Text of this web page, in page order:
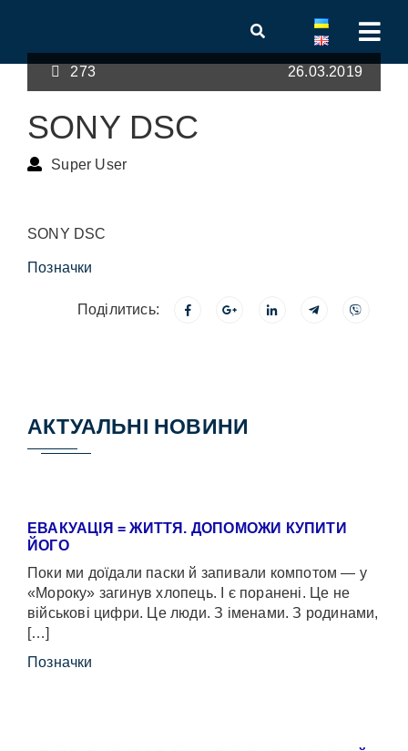
273 26.03.2019
SONY DSC
Super User
SONY DSC
Позначки
Поділитись:
АКТУАЛЬНІ НОВИНИ
ЕВАКУАЦІЯ = ЖИТТЯ. ДОПОМОЖИ КУПИТИ
ЙОГО
Поки ми доїдали паски й запивали компотом — у
«Мороку» загинув хлопець. І є поранені. Це не
військові цифри. Це люди. З іменами. З родинами,
[…]
Позначки